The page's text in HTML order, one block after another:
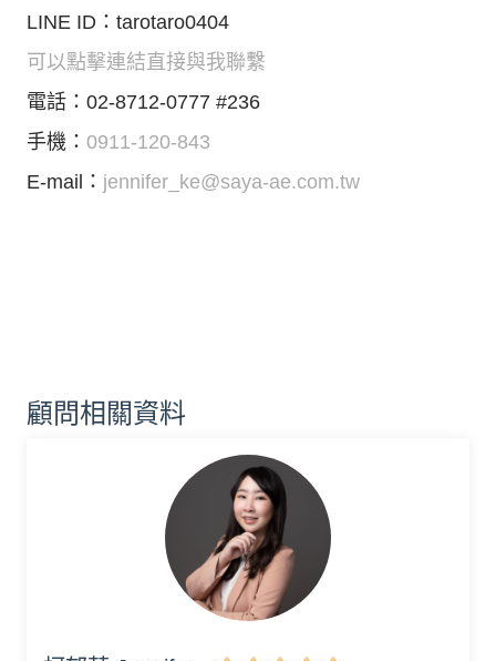
LINE ID：tarotaro0404
可以點擊連結直接與我聯繫
電話：02-8712-0777 #236
手機： 0911-120-843
E-mail： jennifer_ke@saya-ae.com.tw
顧問相關資料